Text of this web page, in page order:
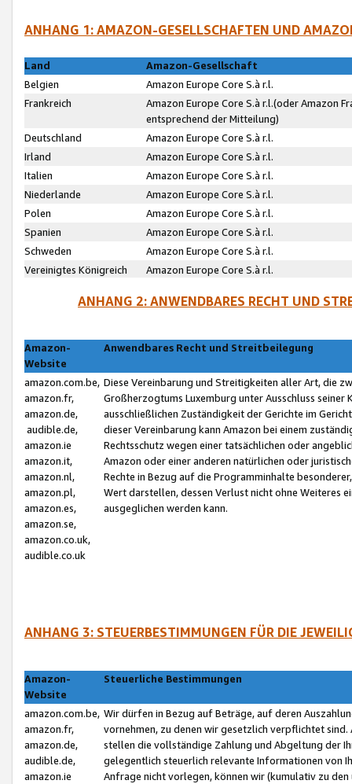
ANHANG 1: AMAZON-GESELLSCHAFTEN UND
Land
Amazon-Gesellschaft
Belgien
Amazon Europe Core S.à r.l.
Frankreich
Amazon Europe Core S.à r.l.(oder Amazon
entsprechend der Mitteilung)
Deutschland
Amazon Europe Core S.à r.l.
Irland
Amazon Europe Core S.à r.l.
Italien
Amazon Europe Core S.à r.l.
Niederlande
Amazon Europe Core S.à r.l.
Polen
Amazon Europe Core S.à r.l.
Spanien
Amazon Europe Core S.à r.l.
Schweden
Amazon Europe Core S.à r.l.
Vereinigtes Königreich
Amazon Europe Core S.à r.l.
ANHANG 2: ANWENDBARES RECHT UND
Amazon-
Website
Anwendbares Recht und Streitbeilegung
amazon.com.be,
amazon.fr,
amazon.de,
audible.de,
amazon.ie
amazon.it,
amazon.nl,
amazon.pl,
amazon.es,
amazon.se,
amazon.co.uk,
audible.co.uk
Diese Vereinbarung und Streitigkeiten aller Art, die
Großherzogtums Luxemburg unter Ausschluss
ausschließlichen Zuständigkeit der Gerichte im
dieser Vereinbarung kann Amazon bei einem
Rechtsschutz wegen einer tatsächlichen oder
Amazon oder einer anderen natürlichen oder
Rechte in Bezug auf die Programminhalte
Wert darstellen, dessen Verlust nicht ohne Weiteres
ausgeglichen werden kann.
ANHANG 3: STEUERBESTIMMUNGEN FÜR DIE
Amazon-
Website
Steuerliche Bestimmungen
amazon.com.be,
amazon.fr,
amazon.de,
audible.de,
amazon.ie
Wir dürfen in Bezug auf Beträge, auf deren
vornehmen, zu denen wir gesetzlich verpflichtet
stellen die vollständige Zahlung und Abgeltung der
gelegentlich steuerlich relevante Informationen von
Anfrage nicht vorlegen, können wir (kumulativ zu